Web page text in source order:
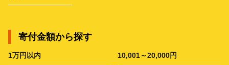
寄付金額から探す
1万円以内 10,001～20,000円